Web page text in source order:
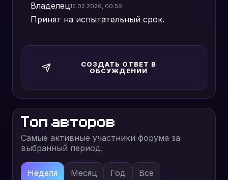
Владелец15.02.2026, 00:56
Принят на испытательный срок.
СОЗДАТЬ ОТВЕТ В
ОБСУЖДЕНИИ
Топ авторов
Самые активные участники форума за
выбранный период.
Неделя Месяц Год Все